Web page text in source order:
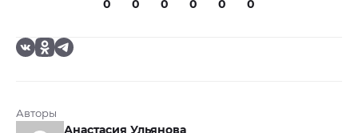
0 0 0 0 0 0
Авторы
Анастасия Ульянова